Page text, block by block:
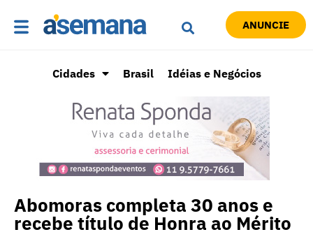
ANUNCIE
Cidades Brasil Idéias e Negócios
Abomoras completa 30 anos e
recebe título de Honra ao Mérito